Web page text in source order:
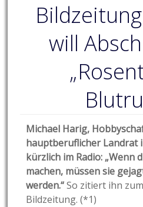
will
Michael Harig,
hauptberuflicher Landrat
kürzlich im Radio: „Wenn
machen, müssen sie
werden.“So zitiert ihn
Bildzeitung. (*1)